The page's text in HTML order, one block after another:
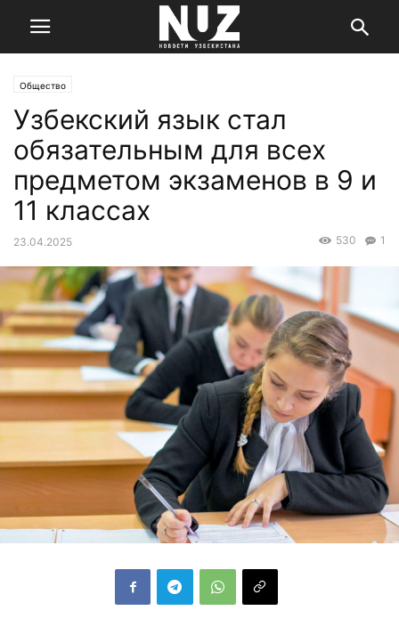
Общество
Узбекский язык стал
обязательным для всех
предметом экзаменов в 9 и
11 классах
23.04.2025 1
530